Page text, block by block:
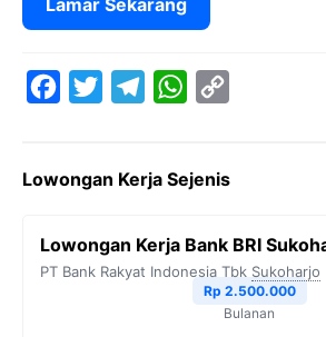
Lamar Sekarang
e
o
t
e
e
r
W
t
A
y
n
k
Lowongan Kerja Sejenis
Lowongan Kerja Bank BRI
PT Bank Rakyat Indonesia Tbk Sukoharjo
Rp 2.500.000
Bulanan